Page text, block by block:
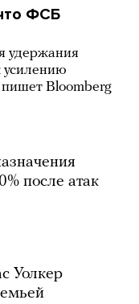
ФСБ
удержания
усилению
пишет Bloomberg
после атак
Уолкер